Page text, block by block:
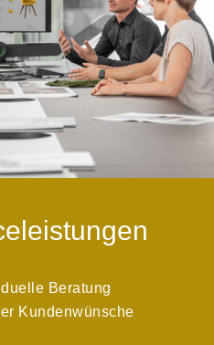
Beratung
Kundenwünsche